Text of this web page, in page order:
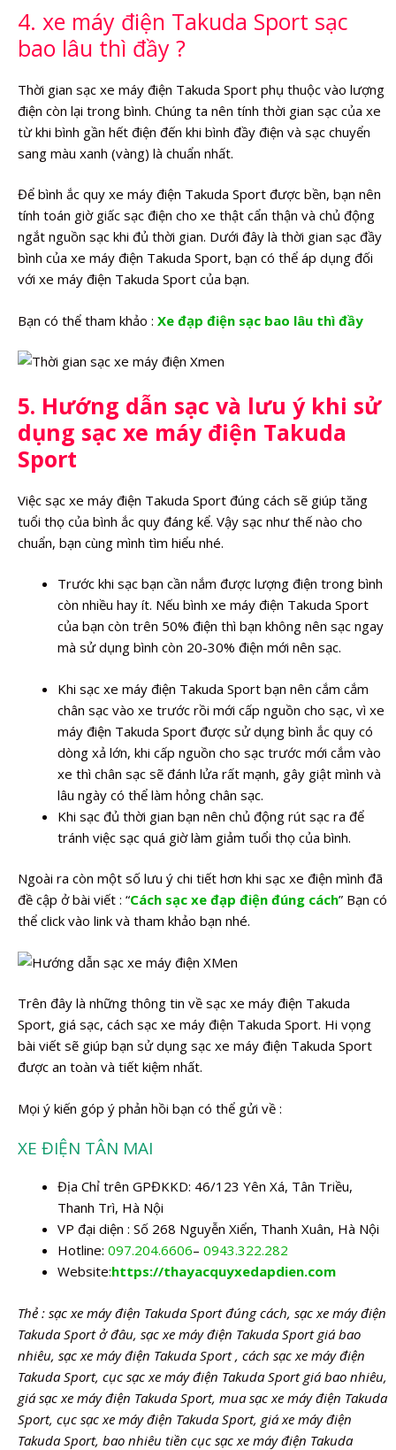
4. xe máy điện Takuda Sport sạc
bao lâu thì đầy ?
Thời gian sạc xe máy điện Takuda Sport phụ thuộc vào lượng
điện còn lại trong bình. Chúng ta nên tính thời gian sạc của xe
từ khi bình gần hết điện đến khi bình đầy điện và sạc chuyển
sang màu xanh (vàng) là chuẩn nhất.
Để bình ắc quy xe máy điện Takuda Sport được bền, bạn nên
tính toán giờ giấc sạc điện cho xe thật cẩn thận và chủ động
ngắt nguồn sạc khi đủ thời gian. Dưới đây là thời gian sạc đầy
bình của xe máy điện Takuda Sport, bạn có thể áp dụng đối
với xe máy điện Takuda Sport của bạn.
Bạn có thể tham khảo : Xe đạp điện sạc bao lâu thì đầy
5. Hướng dẫn sạc và lưu ý khi sử
dụng sạc xe máy điện Takuda
Sport
Việc sạc xe máy điện Takuda Sport đúng cách sẽ giúp tăng
tuổi thọ của bình ắc quy đáng kể. Vậy sạc như thế nào cho
chuẩn, bạn cùng mình tìm hiểu nhé.
Trước khi sạc bạn cần nắm được lượng điện trong bình
còn nhiều hay ít. Nếu bình xe máy điện Takuda Sport
của bạn còn trên 50% điện thì bạn không nên sạc ngay
mà sử dụng bình còn 20-30% điện mới nên sạc.
Khi sạc xe máy điện Takuda Sport bạn nên cắm cắm
chân sạc vào xe trước rồi mới cấp nguồn cho sạc, vì xe
máy điện Takuda Sport được sử dụng bình ắc quy có
dòng xả lớn, khi cấp nguồn cho sạc trước mới cắm vào
xe thì chân sạc sẽ đánh lửa rất mạnh, gây giật mình và
lâu ngày có thể làm hỏng chân sạc.
Khi sạc đủ thời gian bạn nên chủ động rút sạc ra để
tránh việc sạc quá giờ làm giảm tuổi thọ của bình.
Ngoài ra còn một số lưu ý chi tiết hơn khi sạc xe điện mình đã
đề cập ở bài viết : “Cách sạc xe đạp điện đúng cách” Bạn có
thể click vào link và tham khảo bạn nhé.
Trên đây là những thông tin về sạc xe máy điện Takuda
Sport, giá sạc, cách sạc xe máy điện Takuda Sport. Hi vọng
bài viết sẽ giúp bạn sử dụng sạc xe máy điện Takuda Sport
được an toàn và tiết kiệm nhất.
Mọi ý kiến góp ý phản hồi bạn có thể gửi về :
XE ĐIỆN TÂN MAI
Địa Chỉ trên GPĐKKD: 46/123 Yên Xá, Tân Triều,
Thanh Trì, Hà Nội
VP đại diện : Số 268 Nguyễn Xiển, Thanh Xuân, Hà Nội
Hotline: 097.204.6606– 0943.322.282
Website:https://thayacquyxedapdien.com
Thẻ : sạc xe máy điện Takuda Sport đúng cách, sạc xe máy điện
Takuda Sport ở đâu, sạc xe máy điện Takuda Sport giá bao
nhiêu, sạc xe máy điện Takuda Sport , cách sạc xe máy điện
Takuda Sport, cục sạc xe máy điện Takuda Sport giá bao nhiêu,
giá sạc xe máy điện Takuda Sport, mua sạc xe máy điện Takuda
Sport, cục sạc xe máy điện Takuda Sport, giá xe máy điện
Takuda Sport, bao nhiêu tiền cục sạc xe máy điện Takuda